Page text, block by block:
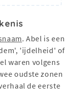
. Abel is een
'ijdelheid' of
waren volgens
oudste zonen
de eerste